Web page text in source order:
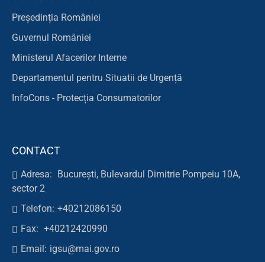
Președinția României
Guvernul României
Ministerul Afacerilor Interne
Departamentul pentru Situatii de Urgență
InfoCons - Protecția Consumatorilor
CONTACT
Adresa:
București, Bulevardul Dimitrie Pompeiu 10A,
sector 2
Telefon: +40212086150
Fax: +40212420990
Email: igsu@mai.gov.ro